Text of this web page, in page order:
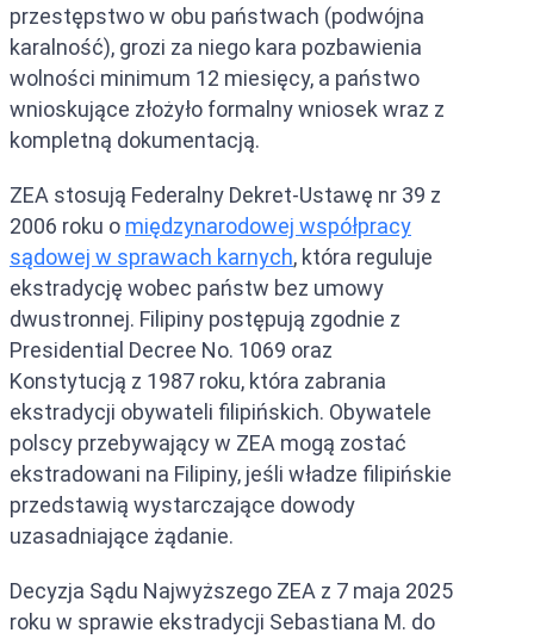
przestępstwo w obu państwach (podwójna
karalność), grozi za niego kara pozbawienia
wolności minimum 12 miesięcy, a państwo
wnioskujące złożyło formalny wniosek wraz z
kompletną dokumentacją.
ZEA stosują Federalny Dekret-Ustawę nr 39 z
2006 roku o międzynarodowej współpracy
sądowej w sprawach karnych, która reguluje
ekstradycję wobec państw bez umowy
dwustronnej. Filipiny postępują zgodnie z
Presidential Decree No. 1069 oraz
Konstytucją z 1987 roku, która zabrania
ekstradycji obywateli filipińskich. Obywatele
polscy przebywający w ZEA mogą zostać
ekstradowani na Filipiny, jeśli władze filipińskie
przedstawią wystarczające dowody
uzasadniające żądanie.
Decyzja Sądu Najwyższego ZEA z 7 maja 2025
roku w sprawie ekstradycji Sebastiana M. do